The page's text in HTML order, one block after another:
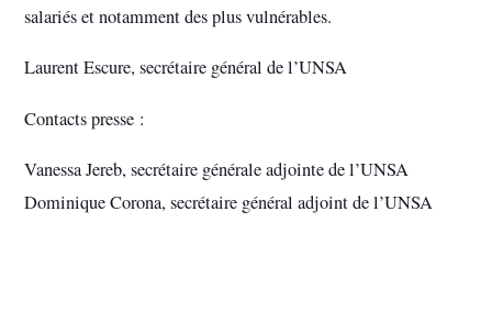
salariés et notamment des plus vulnérables.
Laurent Escure, secrétaire général de l’UNSA
Contacts presse :
Vanessa Jereb, secrétaire générale adjointe de l’UNSA
Dominique Corona, secrétaire général adjoint de l’UNSA